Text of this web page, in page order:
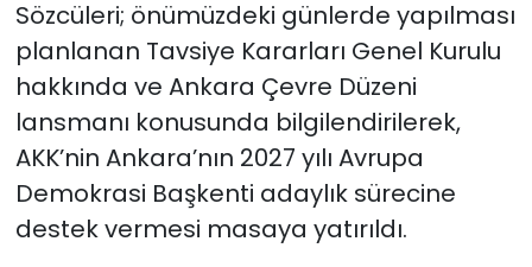
Sözcüleri; önümüzdeki günlerde yapılması
planlanan Tavsiye Kararları Genel Kurulu
hakkında ve Ankara Çevre Düzeni
lansmanı konusunda bilgilendirilerek,
AKK’nin Ankara’nın 2027 yılı Avrupa
Demokrasi Başkenti adaylık sürecine
destek vermesi masaya yatırıldı.